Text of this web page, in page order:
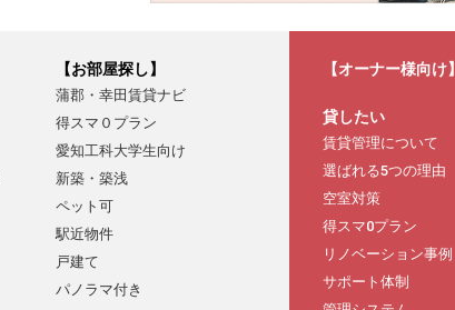
【お部屋探し】
蒲郡・幸田賃貸ナビ
得スマ０プラン
愛知工科大学生向け
新築・築浅
ペット可
駅近物件
戸建て
パノラマ付き
【オーナー様向け】
貸したい
賃貸管理について
選ばれる5つの理由
空室対策
得スマ0プラン
リノベーション事例
サポート体制